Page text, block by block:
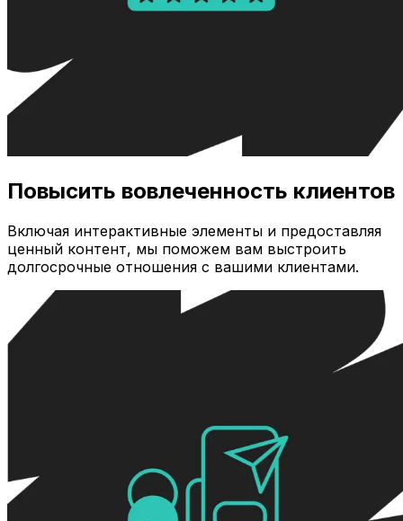
Повысить вовлеченность клиентов
Включая интерактивные элементы и предоставляя
ценный контент, мы поможем вам выстроить
долгосрочные отношения с вашими клиентами.